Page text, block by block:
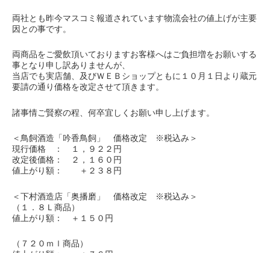
両社とも昨今マスコミ報道されています物流会社の値上げが主要
因との事です。
両商品をご愛飲頂いておりますお客様へはご負担増をお願いする
事となり申し訳ありませんが、
当店でも実店舗、及びＷＥＢショップともに１０月１日より蔵元
要請の通り価格を改定させて頂きます。
諸事情ご賢察の程、何卒宜しくお願い申し上げます。
＜鳥飼酒造「吟香鳥飼」 価格改定 ※税込み＞
現行価格 ： １，９２２円
改定後価格： ２，１６０円
値上がり額： ＋２３８円
＜下村酒造店「奥播磨」 価格改定 ※税込み＞
（１．８Ｌ商品）
値上がり額： ＋１５０円
（７２０ｍｌ商品）